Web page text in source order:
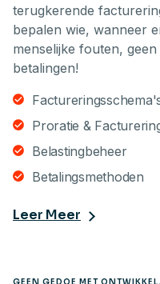
terugkerende
bepalen wie, wanneer
menselijke fouten,
betalingen!
Proratie &
Belastingbeheer
Betalingsmethoden
Leer Meer